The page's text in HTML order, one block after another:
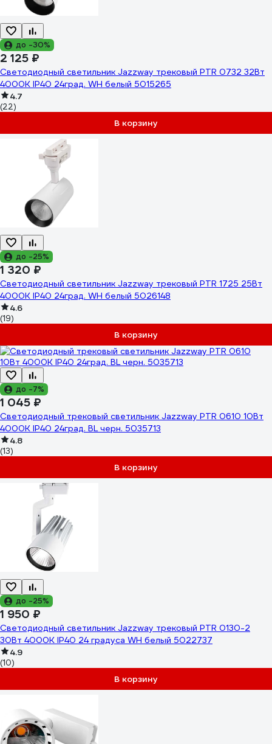
до -30%
2 125 ₽
Светодиодный светильник Jazzway трековый PTR 0732 32Вт
4000К IP40 24град. WH белый 5015265
4.7
(22)
В корзину
до -25%
1 320 ₽
Светодиодный светильник Jazzway трековый PTR 1725 25Вт
4000К IP40 24град. WH белый 5026148
4.6
(19)
В корзину
до -7%
1 045 ₽
Светодиодный трековый светильник Jazzway PTR 0610 10Вт
4000К IP40 24град. BL черн. 5035713
4.8
(13)
В корзину
до -25%
1 950 ₽
Светодиодный светильник Jazzway трековый PTR 0130-2
30Вт 4000К IP40 24 градуса WH белый 5022737
4.9
(10)
В корзину